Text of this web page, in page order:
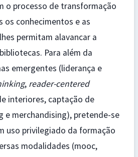
o processo de transformação
os conhecimentos e as
permitam alavancar a
Para além da
emergentes (liderança e
, reader-centered
interiores, captação de
e merchandising), pretende-se
uso privilegiado da formação
modalidades (mooc,